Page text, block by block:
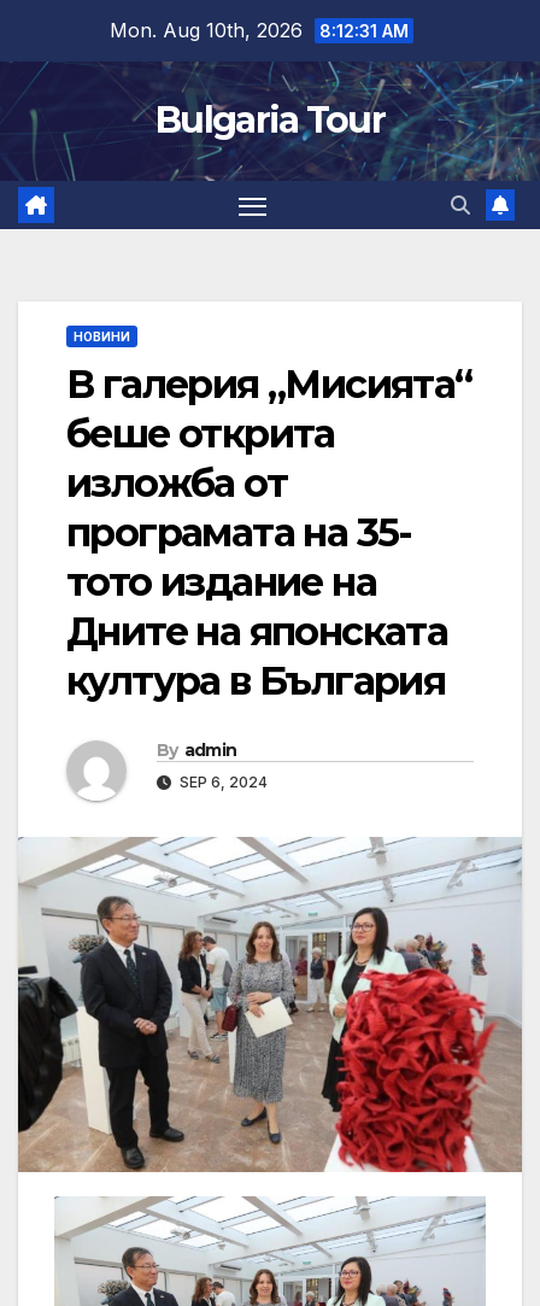
content
Mon. Aug 10th, 2026 8:12:32 AM
Bulgaria Tour
НОВИНИ
В галерия „Мисията“
беше открита
изложба от
програмата на 35-
тото издание на
Дните на японската
култура в България
By admin
SEP 6, 2024